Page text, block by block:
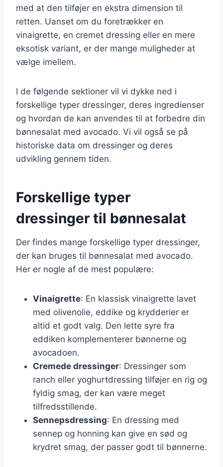
med at den tilføjer en ekstra dimension til
retten. Uanset om du foretrækker en
vinaigrette, en cremet dressing eller en mere
eksotisk variant, er der mange muligheder at
vælge imellem.
I de følgende sektioner vil vi dykke ned i
forskellige typer dressinger, deres ingredienser
og hvordan de kan anvendes til at forbedre din
bønnesalat med avocado. Vi vil også se på
historiske data om dressinger og deres
udvikling gennem tiden.
Forskellige typer
dressinger til bønnesalat
Der findes mange forskellige typer dressinger,
der kan bruges til bønnesalat med avocado.
Her er nogle af de mest populære:
Vinaigrette: En klassisk vinaigrette lavet
med olivenolie, eddike og krydderier er
altid et godt valg. Den lette syre fra
eddiken komplementerer bønnerne og
avocadoen.
Cremede dressinger: Dressinger som
ranch eller yoghurtdressing tilføjer en rig og
fyldig smag, der kan være meget
tilfredsstillende.
Sennepsdressing: En dressing med
sennep og honning kan give en sød og
krydret smag, der passer godt til bønnerne.